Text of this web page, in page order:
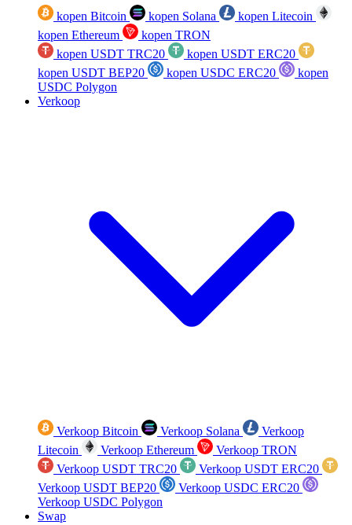
kopen Bitcoin kopen Solana
kopen Litecoin
kopen Ethereum
kopen TRON
kopen USDT TRC20
kopen USDT ERC20
kopen USDT BEP20
kopen USDC ERC20
kopen
USDC Polygon
Verkoop
Verkoop Bitcoin Verkoop Solana
Verkoop
Litecoin
Verkoop Ethereum
Verkoop TRON
Verkoop USDT TRC20
Verkoop USDT ERC20
Verkoop USDT BEP20
Verkoop USDC ERC20
Verkoop USDC Polygon
Swap